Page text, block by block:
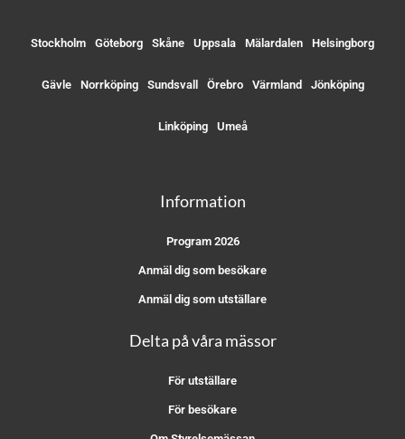
Stockholm Göteborg Skåne Uppsala Mälardalen Helsingborg
Gävle Norrköping Sundsvall Örebro Värmland Jönköping
Linköping Umeå
Information
Program 2026
Anmäl dig som besökare
Anmäl dig som utställare
Delta på våra mässor
För utställare
För besökare